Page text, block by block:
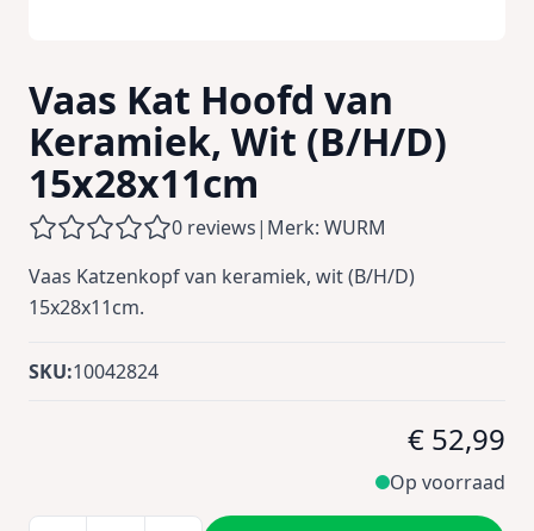
Vaas Kat Hoofd van
Keramiek, Wit (B/H/D)
15x28x11cm
0 reviews| Merk: WURM
Vaas Katzenkopf van keramiek, wit (B/H/D)
15x28x11cm.
SKU:10042824
€ 52,99
Op voorraad